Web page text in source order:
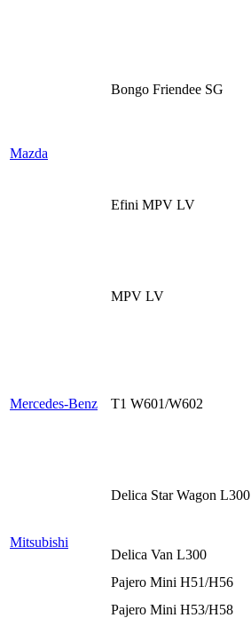
Mazda
Bongo Friendee SG
Efini MPV LV
MPV LV
Mercedes-Benz T1 W601/W602
Mitsubishi
Delica Star Wagon L300
Delica Van L300
Pajero Mini H51/H56
Pajero Mini H53/H58